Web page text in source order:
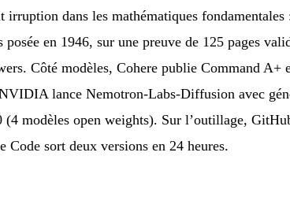
dans les mathématiques
en 1946, sur une preuve de 125 pages
Côté modèles, Cohere publie Command A+
lance Nemotron-Labs-Diffusion avec
modèles open weights). Sur l’outillage,
Code sort deux versions en 24 heures.